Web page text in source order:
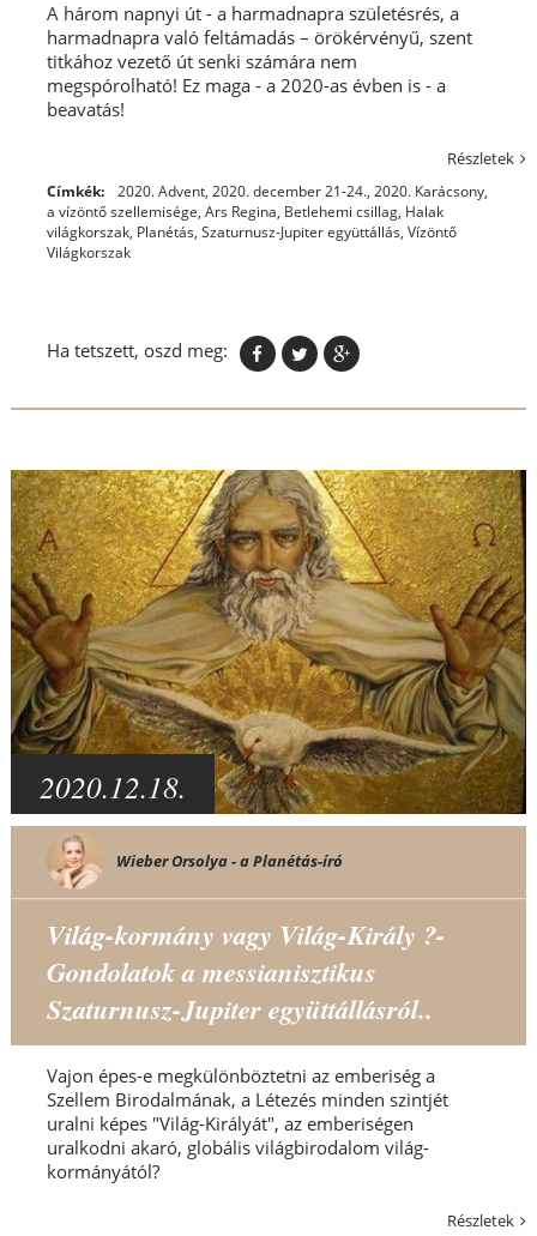
A három napnyi út - a harmadnapra születésrés, a
harmadnapra való feltámadás – örökérvényű, szent
titkához vezető út senki számára nem
megspórolható! Ez maga - a 2020-as évben is - a
beavatás!
Részletek
Címkék: 2020. Advent, 2020. december 21-24., 2020. Karácsony,
a vízöntő szellemisége, Ars Regina, Betlehemi csillag, Halak
világkorszak, Planétás, Szaturnusz-Jupiter együttállás, Vízöntő
Világkorszak
Ha tetszett, oszd meg:
2020.12.18.
Wieber Orsolya - a Planétás-író
Világ-kormány vagy Világ-Király ?-
Gondolatok a messianisztikus
Szaturnusz-Jupiter együttállásról..
Vajon épes-e megkülönböztetni az emberiség a
Szellem Birodalmának, a Létezés minden szintjét
uralni képes "Világ-Királyát", az emberiségen
uralkodni akaró, globális világbirodalom világ-
kormányától?
Részletek